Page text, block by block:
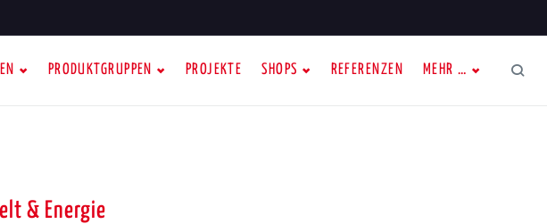
PRODUKTGRUPPEN PROJEKTE SHOPS REFERENZEN MEHR …
& Energie